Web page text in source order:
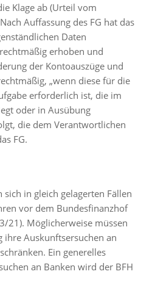
Klage ab (Urteil vom
Auffassung des FG hat das
Daten
erhoben und
der Kontoauszüge und
„wenn diese für die
erforderlich ist, die im
oder in Ausübung
die dem Verantwortlichen
FG.
in gleich gelagerten Fällen
vor dem Bundesfinanzhof
21). Möglicherweise müssen
ihre Auskunftsersuchen an
Ein generelles
an Banken wird der BFH